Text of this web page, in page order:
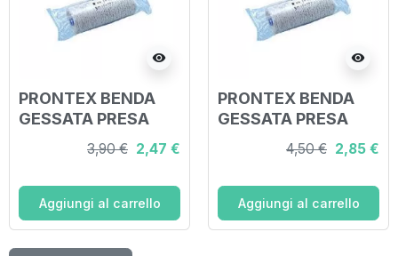
visibility
PRONTEX BENDA
GESSATA PRESA
RAPIDA 15 CM
3,90 € 2,47 €
Aggiungi al carrello
visibility
PRONTEX BENDA
GESSATA PRESA
RAPIDA 20CM
4,50 € 2,85 €
Aggiungi al carrello